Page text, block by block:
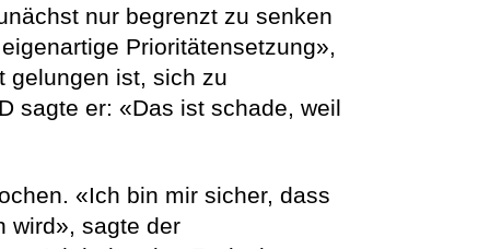
nur begrenzt zu senken
Prioritätensetzung»,
gelungen ist, sich zu
sagte er: «Das ist schade, weil
«Ich bin mir sicher, dass
wird», sagte der